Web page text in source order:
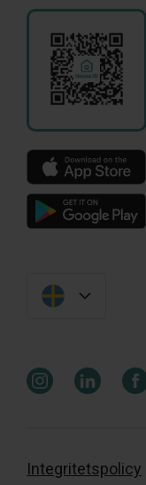
Integritetspolicy